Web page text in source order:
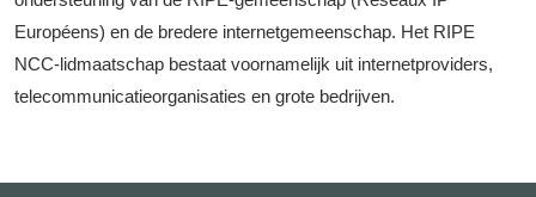
Européens) en de bredere internetgemeenschap. Het RIPE
NCC-lidmaatschap bestaat voornamelijk uit internetproviders,
telecommunicatieorganisaties en grote bedrijven.